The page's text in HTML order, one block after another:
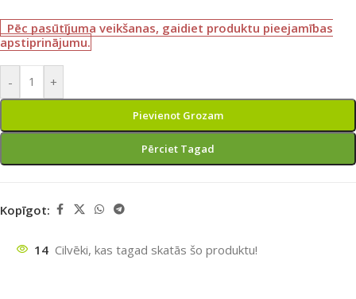
Pēc pasūtījuma veikšanas, gaidiet produktu pieejamības
apstiprinājumu.
- +
Pievienot Grozam
Pērciet Tagad
Kopīgot:
14 Cilvēki, kas tagad skatās šo produktu!